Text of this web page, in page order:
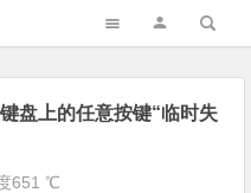
盘上的任意按键“临时失
651 ℃